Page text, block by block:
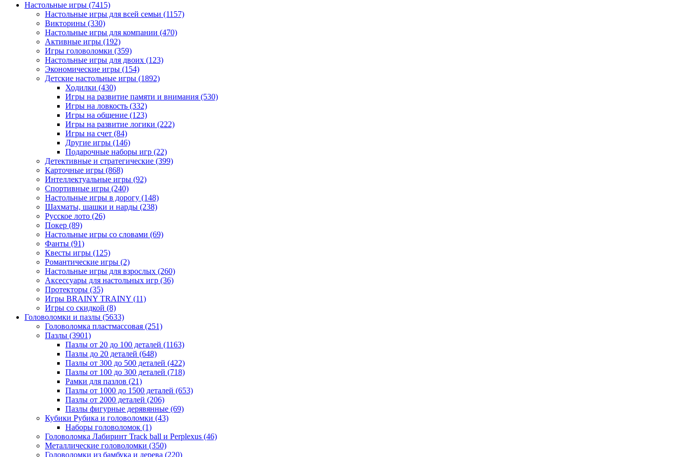
Настольные игры (7415)
Настольные игры для всей семьи (1157)
Викторины (330)
Настольные игры для компании (470)
Активные игры (192)
Игры головоломки (359)
Настольные игры для двоих (123)
Экономические игры (154)
Детские настольные игры (1892)
Ходилки (430)
Игры на развитие памяти и внимания (530)
Игры на ловкость (332)
Игры на общение (123)
Игры на развитие логики (222)
Игры на счет (84)
Другие игры (146)
Подарочные наборы игр (22)
Детективные и стратегические (399)
Карточные игры (868)
Интеллектуальные игры (92)
Спортивные игры (240)
Настольные игры в дорогу (148)
Шахматы, шашки и нарды (238)
Русское лото (26)
Покер (89)
Настольные игры со словами (69)
Фанты (91)
Квесты игры (125)
Романтические игры (2)
Настольные игры для взрослых (260)
Аксессуары для настольных игр (36)
Протекторы (35)
Игры BRAINY TRAINY (11)
Игры со скидкой (8)
Головоломки и пазлы (5633)
Головоломка пластмассовая (251)
Пазлы (3901)
Пазлы от 20 до 100 деталей (1163)
Пазлы до 20 деталей (648)
Пазлы от 300 до 500 деталей (422)
Пазлы от 100 до 300 деталей (718)
Рамки для пазлов (21)
Пазлы от 1000 до 1500 деталей (653)
Пазлы от 2000 деталей (206)
Пазлы фигурные дерявянные (69)
Кубики Рубика и головоломки (43)
Наборы головоломок (1)
Головоломка Лабиринт Track ball и Perplexus (46)
Металлические головоломки (350)
Головоломки из бамбука и дерева (220)